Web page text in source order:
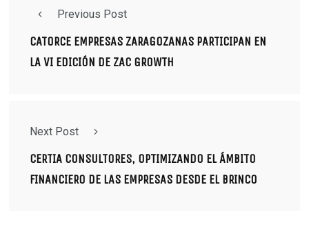
Previous Post
CATORCE EMPRESAS ZARAGOZANAS PARTICIPAN EN
LA VI EDICIÓN DE ZAC GROWTH
Next Post
CERTIA CONSULTORES, OPTIMIZANDO EL ÁMBITO
FINANCIERO DE LAS EMPRESAS DESDE EL BRINCO